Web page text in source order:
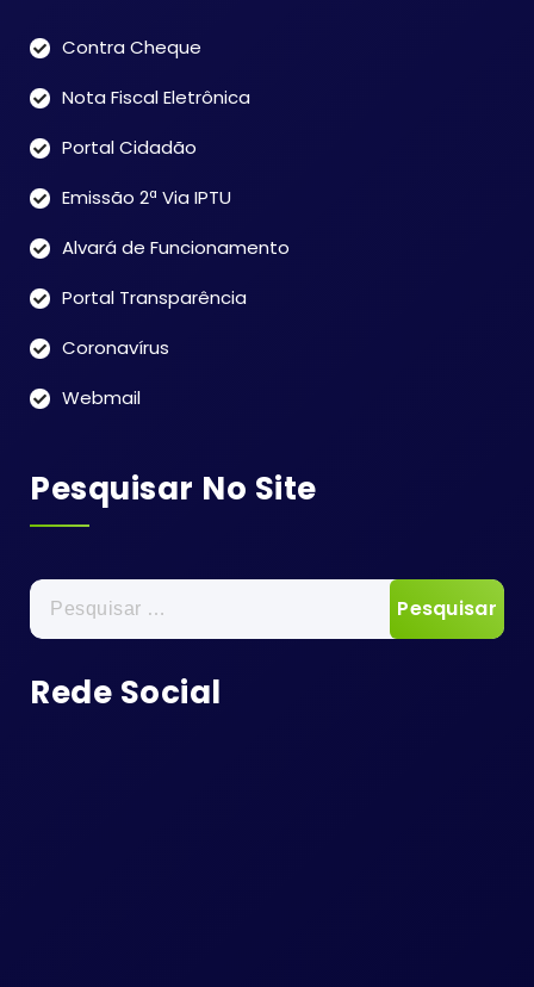
Contra Cheque
Nota Fiscal Eletrônica
Portal Cidadão
Emissão 2ª Via IPTU
Alvará de Funcionamento
Portal Transparência
Coronavírus
Webmail
Pesquisar No Site
Pesquisar
por:
Rede Social